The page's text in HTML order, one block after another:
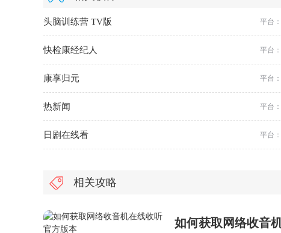
头脑训练营 TV版 平台
快检康经纪人 平台
康享归元 平台
热新闻 平台
日剧在线看 平台
相关攻略
如何获取网络收音